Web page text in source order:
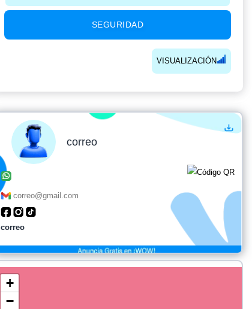
SEGURIDAD
VISUALIZACIÓN
correo
correo@gmail.com
correo
+
−